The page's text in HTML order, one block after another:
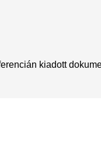
kiadott